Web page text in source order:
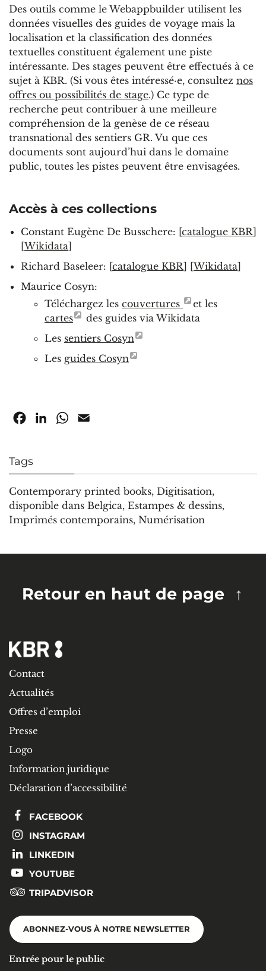
Des outils comme le Webappbuilder utilisent les
données visuelles des guides de voyage mais la
localisation et la classification des données
textuelles constituent également une piste
intéressante. Des stages peuvent être effectués à ce
sujet à KBR. (Si vous êtes intéressé·e, consultez nos
offres ou possibilités de stage.) Ce type de
recherche peut contribuer à une meilleure
compréhension de la genèse de ce réseau
transnational des sentiers GR. Vu que ces
documents sont aujourd’hui dans le domaine
public, toutes les pistes peuvent être envisagées.
Accès à ces collections
Constant Eugène De Busschere: [catalogue KBR]
[Wikidata]
Richard Baseleer: [catalogue KBR] [Wikidata]
Maurice Cosyn:
Téléchargez les couvertures
et les
cartes
des guides via Wikidata
Les sentiers Cosyn
Les guides Cosyn
FacebookLinkedInWhatsApp
Tags
Contemporary printed books, Digitisation,
disponible dans Belgica, Estampes & dessins,
Imprimés contemporains, Numérisation
Retour en haut de page
Contact
Actualités
Offres d’emploi
Presse
Logo
Information juridique
Déclaration d’accessibilité
FACEBOOK
INSTAGRAM
LINKEDIN
YOUTUBE
TRIPADVISOR
ABONNEZ-VOUS À NOTRE NEWSLETTER
Entrée pour le public